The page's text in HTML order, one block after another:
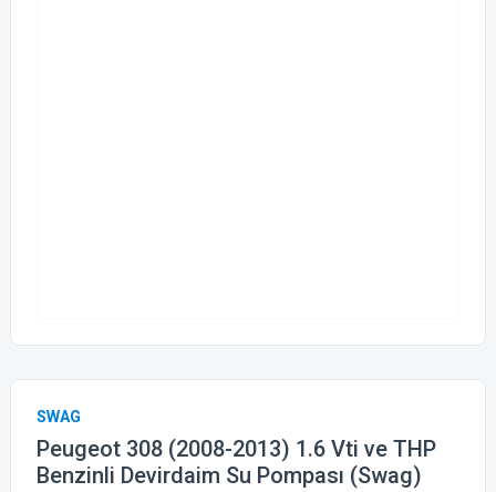
SWAG
Peugeot 308 (2008-2013) 1.6 Vti ve THP
Benzinli Devirdaim Su Pompası (Swag)